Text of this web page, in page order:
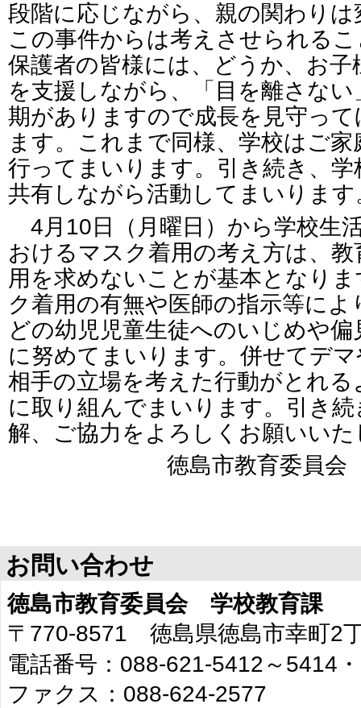
段階に応じながら、親の関わり
この事件からは考えさせられる
保護者の皆様には、どうか、お
を支援しながら、「目を離さな
期がありますので成長を見守っ
ます。これまで同様、学校はご
行ってまいります。引き続き、
共有しながら活動してまいります
4月10日（月曜日）から学校生
おけるマスク着用の考え方は、
用を求めないことが基本となり
ク着用の有無や医師の指示等に
どの幼児児童生徒へのいじめや
に努めてまいります。併せてデ
相手の立場を考えた行動がとれ
に取り組んでまいります。引き
解、ご協力をよろしくお願いい
徳島市教育委
お問い合わせ
徳島市教育委員会 学校教育課
〒770-8571 徳島県徳島市幸町2
電話番号：088-621-5412～5414
ファクス：088-624-2577